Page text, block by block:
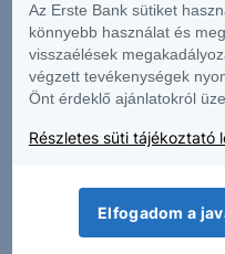
A jelen dokumentumban foglalt
(székhely: 1138 Budapest,
III/324/2008 és III/75.005-19/
Társaság) által hitelesnek tartott
Társaság szavatosságot vagy
ösztönzésnek, befektetési
eladására vonatkozó felhívásnak
Az Erste Bank sütiket
könnyebb használat és
visszaélések
végzett tevékenységek
Önt érdeklő ajánlatokról
Részletes süti tájékoztató
Elfogadom a